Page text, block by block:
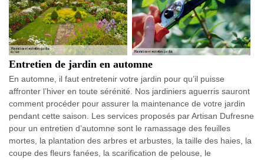
Entretien de jardin en automne
En automne, il faut entretenir votre jardin pour qu’il puisse
affronter l’hiver en toute sérénité. Nos jardiniers aguerris sauront
comment procéder pour assurer la maintenance de votre jardin
pendant cette saison. Les services proposés par Artisan Dufresne
pour un entretien d’automne sont le ramassage des feuilles
mortes, la plantation des arbres et arbustes, la taille des haies, la
coupe des fleurs fanées, la scarification de pelouse, le